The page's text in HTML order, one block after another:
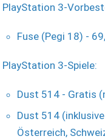
PlayStation 3-
Fuse (Pegi 18) -
PlayStation 3-Spiele:
Dust 514 - Gratis
Dust 514
Österreich,